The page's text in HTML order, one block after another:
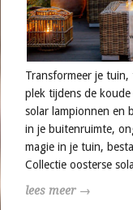
Transformeer je tuin,
plek tijdens de
solar lampionnen en
in je buitenruimte,
magie in je tuin,
Collectie oosterse
lees meer →